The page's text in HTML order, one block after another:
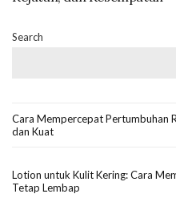
Search
Cara Mempercepat Pertumbuhan
dan Kuat
Lotion untuk Kulit Kering: Cara
Tetap Lembap